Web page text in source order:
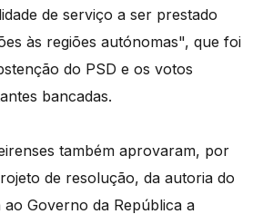
de serviço a ser prestado
às regiões autónomas", que foi
do PSD e os votos
bancadas.
também aprovaram, por
de resolução, da autoria do
ao Governo da República a